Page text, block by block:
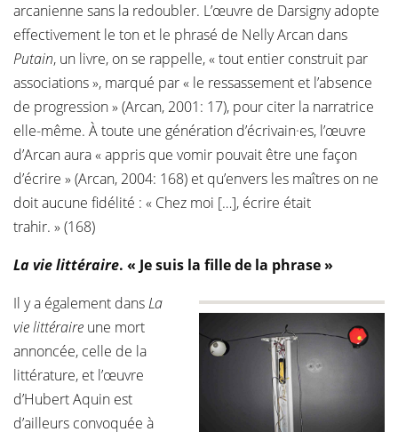
arcanienne sans la redoubler. L’œuvre de Darsigny adopte
effectivement le ton et le phrasé de Nelly Arcan dans
Putain, un livre, on se rappelle, « tout entier construit par
associations », marqué par « le ressassement et l’absence
de progression » (Arcan, 2001: 17), pour citer la narratrice
elle-même. À toute une génération d’écrivain·es, l’œuvre
d’Arcan aura « appris que vomir pouvait être une façon
d’écrire » (Arcan, 2004: 168) et qu’envers les maîtres on ne
doit aucune fidélité : « Chez moi […], écrire était
trahir. » (168)
La vie littéraire. « Je suis la fille de la phrase »
Il y a également dansLa
vie littéraire une mort
annoncée, celle de la
littérature, et l’œuvre
d’Hubert Aquin est
d’ailleurs convoquée à